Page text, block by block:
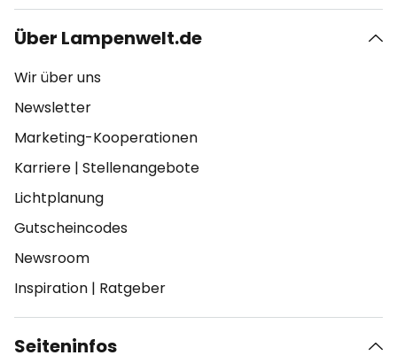
Über Lampenwelt.de
Wir über uns
Newsletter
Marketing-Kooperationen
Karriere | Stellenangebote
Lichtplanung
Gutscheincodes
Newsroom
Inspiration | Ratgeber
Seiteninfos